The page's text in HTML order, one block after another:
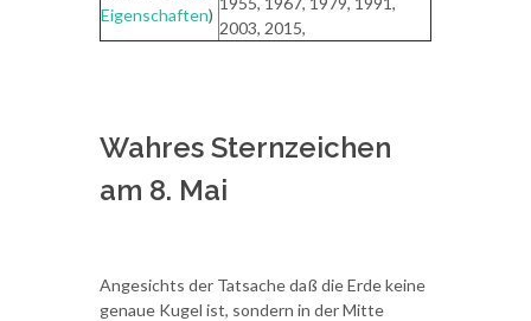
Eigenschaften)
2003, 2015,
Wahres Sternzeichen
am 8. Mai
Angesichts der Tatsache daß die Erde keine
genaue Kugel ist, sondern in der Mitte